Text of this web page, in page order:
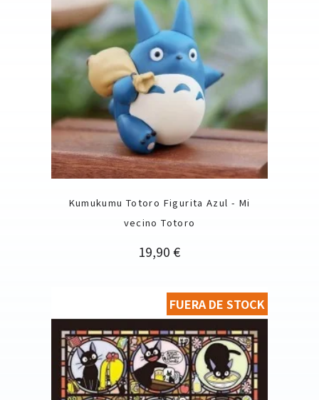
Kumukumu Totoro Figurita Azul - Mi
vecino Totoro
Precio
19,90 €
FUERA DE STOCK